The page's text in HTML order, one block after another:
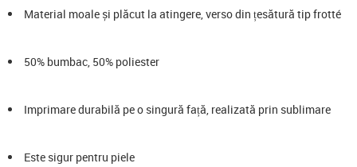
Material moale și plăcut la atingere, verso din țesătură tip frotté
50% bumbac, 50% poliester
Imprimare durabilă pe o singură față, realizată prin sublimare
Este sigur pentru piele